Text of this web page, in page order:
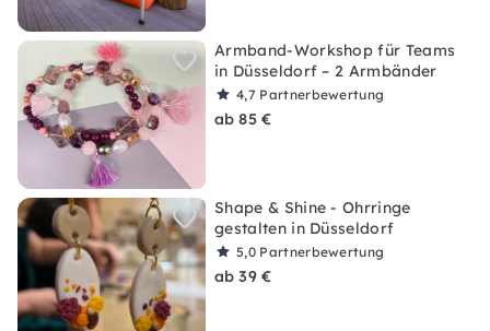
Armband-Workshop für Teams
in Düsseldorf – 2 Armbänder
4,7 Partnerbewertung
ab 85 €
Shape & Shine - Ohrringe
gestalten in Düsseldorf
5,0 Partnerbewertung
ab 39 €